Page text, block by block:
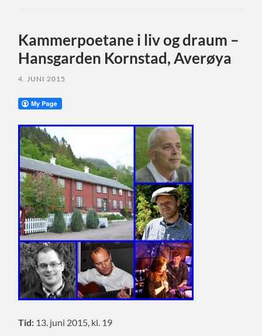
Kammerpoetane i liv og draum –
Hansgarden Kornstad, Averøya
4. JUNI 2015
Tid: 13. juni 2015, kl. 19